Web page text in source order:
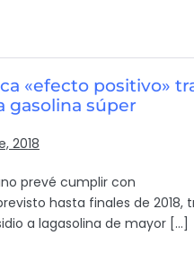
«efecto positivo»
gasolina súper
2018
prevé cumplir con
hasta finales de 2018,
a lagasolina de mayor […]